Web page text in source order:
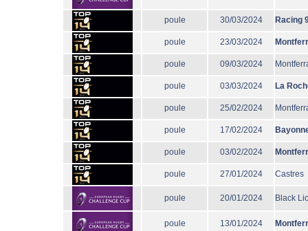
poule 30/03/2024 Racing
poule 23/03/2024
poule 09/03/2024
poule 03/03/2024 La
poule 25/02/2024
poule 17/02/2024
poule 03/02/2024
poule 27/01/2024 Castres
poule 20/01/2024 Black
poule 13/01/2024